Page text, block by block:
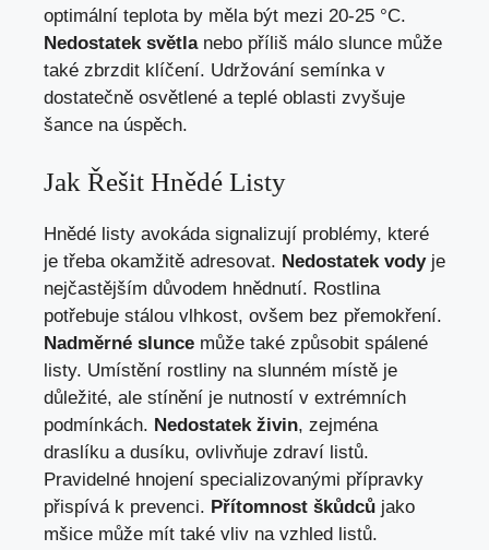
optimální teplota by měla být mezi 20-25 °C.
Nedostatek světlanebo příliš málo slunce může
také zbrzdit klíčení. Udržování semínka v
dostatečně osvětlené a teplé oblasti zvyšuje
šance na úspěch.
Jak Řešit Hnědé Listy
Hnědé listy avokáda signalizují problémy, které
je třeba okamžitě adresovat. Nedostatek vodyje
nejčastějším důvodem hnědnutí. Rostlina
potřebuje stálou vlhkost, ovšem bez přemokření.
Nadměrné slunce může také způsobit spálené
listy. Umístění rostliny na slunném místě je
důležité, ale stínění je nutností v extrémních
podmínkách. Nedostatek živin, zejména
draslíku a dusíku, ovlivňuje zdraví listů.
Pravidelné hnojení specializovanými přípravky
přispívá k prevenci. Přítomnost škůdců jako
mšice může mít také vliv na vzhled listů.